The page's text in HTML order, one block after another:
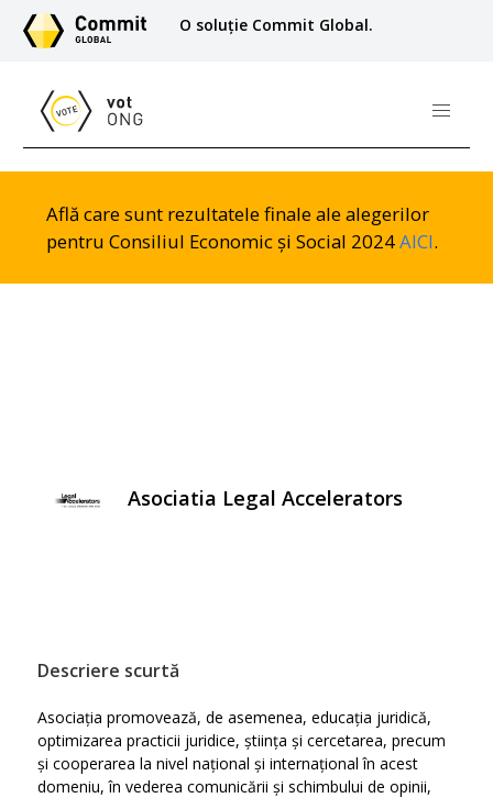
O soluție Commit Global.
Află care sunt rezultatele finale ale alegerilor
pentru Consiliul Economic și Social 2024AICI.
Asociatia Legal Accelerators
Descriere scurtă
Asociația promovează, de asemenea, educația juridică,
optimizarea practicii juridice, știința și cercetarea, precum
și cooperarea la nivel național și internațional în acest
domeniu, în vederea comunicării și schimbului de opinii,